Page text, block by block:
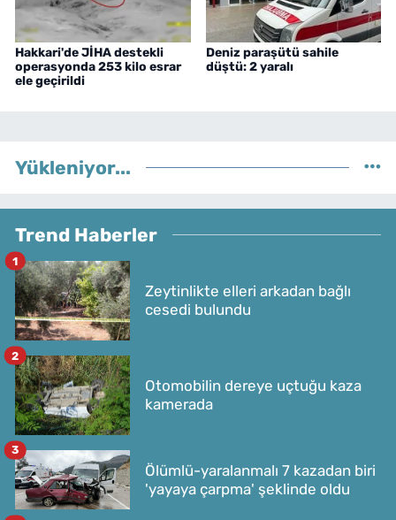
Hakkari'de JİHA destekli
operasyonda 253 kilo esrar
ele geçirildi
Deniz paraşütü sahile
düştü: 2 yaralı
Yükleniyor...
Trend Haberler
Zeytinlikte elleri arkadan bağlı
cesedi bulundu
1
Otomobilin dereye uçtuğu kaza
kamerada
2
Ölümlü-yaralanmalı 7 kazadan biri
'yayaya çarpma' şeklinde oldu
3